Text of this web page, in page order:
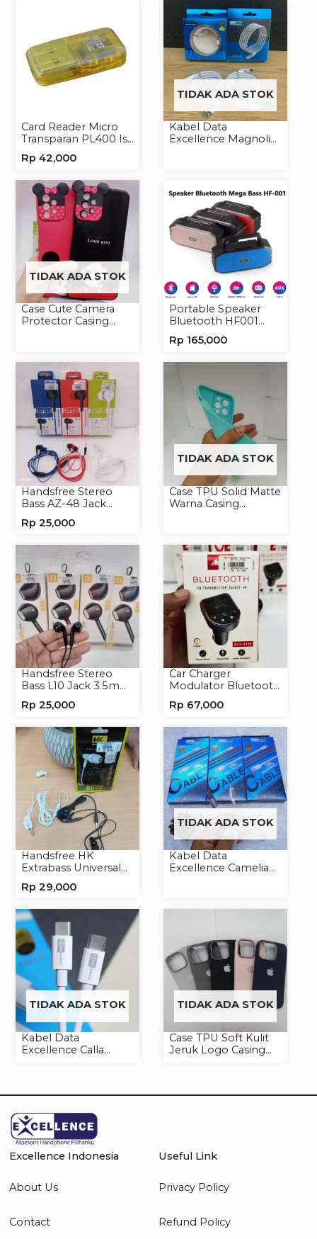
Card Reader Micro
Transparan PL400 Isi
Rp 42,000
TIDAK ADA STOK
Kabel Data
Excellence Magnolia
TIDAK ADA STOK
Case Cute Camera
Protector Casing
Portable Speaker
Bluetooth HF001
Wireless
Rp 165,000
Handsfree Stereo
Bass AZ-48 Jack
Headset Headphone
Rp 25,000
TIDAK ADA STOK
Case TPU Solid Matte
Warna Casing
Handsfree Stereo
Bass L10 Jack 3.5mm
Headphone
Rp 25,000
Car Charger
Modulator Bluetooth
Handphone
Rp 67,000
Handsfree HK
Extrabass Universal
Earphone Headset
Rp 29,000
TIDAK ADA STOK
Kabel Data
Excellence Camelia
TIDAK ADA STOK
Kabel Data
Excellence Calla
TIDAK ADA STOK
Case TPU Soft Kulit
Jeruk Logo Casing
Excellence Indonesia
About Us
Contact
Useful Link
Privacy Policy
Refund Policy